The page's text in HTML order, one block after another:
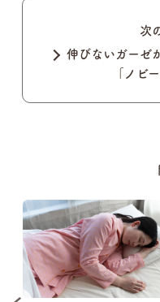
次
伸びないガーゼ
「ノビ